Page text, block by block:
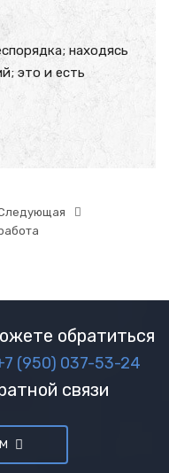
находясь
это и есть
обратиться
(950) 037-53-24
связи